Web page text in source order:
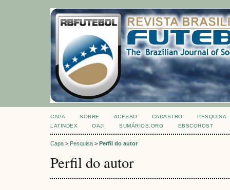
CAPA SOBRE ACESSO CADASTRO
PESQUISA
LATINDEX
OAJI SUMÁRIOS.ORG EBSCOHOST
Capa > Pesquisa > Perfil do autor
Perfil do autor